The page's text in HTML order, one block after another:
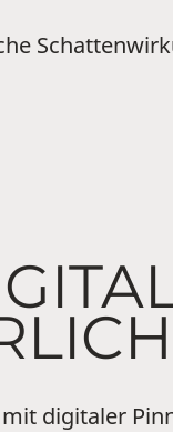
digitaler